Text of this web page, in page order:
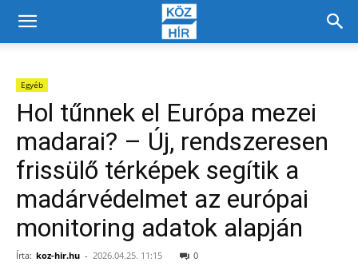
Egyéb
Hol tűnnek el Európa mezei
madarai? – Új, rendszeresen
frissülő térképek segítik a
madárvédelmet az európai
monitoring adatok alapján
Írta: koz-hir.hu - 2026.04.25. 11:15 0